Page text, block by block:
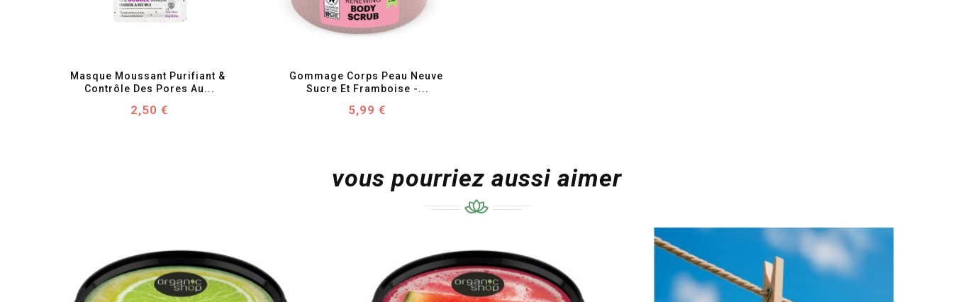
Masque Moussant Purifiant &
Contrôle Des Pores Au...
Prix
2,50 €
favorite_border
Gommage Corps Peau Neuve
Sucre Et Framboise -...
Prix
5,99 €
vous pourriez aussi aimer